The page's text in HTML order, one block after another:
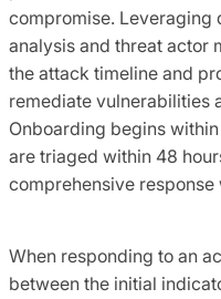
compromise. Leveraging
analysis and threat actor
the attack timeline and
remediate vulnerabilities
Onboarding begins
are triaged within 48
comprehensive response
When responding to an
between the initial